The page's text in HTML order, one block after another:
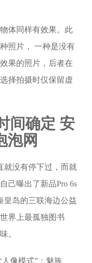
体同样有效果。此
照片， 一种是没有
果的照片，后者在
择拍摄时仅保留虚
间确定 安
泡网
就没有停下过，而就
己曝出了新品Pro 6s
皇岛的三联海边公益
界上最孤独图书
。